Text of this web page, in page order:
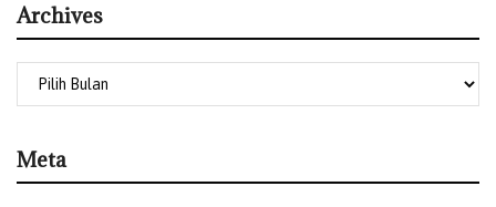
Archives
Meta